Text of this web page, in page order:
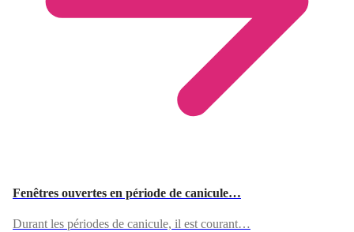
Fenêtres ouvertes en période de canicule…
Durant les périodes de canicule, il est courant…